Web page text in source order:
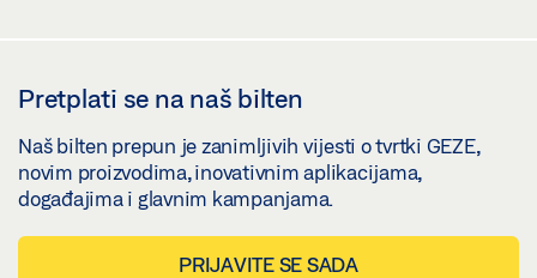
Pretplati se na naš bilten
Naš bilten prepun je zanimljivih vijesti o tvrtki GEZE,
novim proizvodima, inovativnim aplikacijama,
događajima i glavnim kampanjama.
PRIJAVITE SE SADA